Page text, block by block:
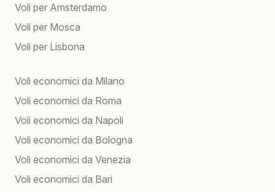
Voli per Amsterdamo
Voli per Mosca
Voli per Lisbona
Voli economici da Milano
Voli economici da Roma
Voli economici da Napoli
Voli economici da Bologna
Voli economici da Venezia
Voli economici da Bari